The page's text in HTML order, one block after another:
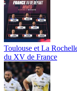
Toulouse et La
du XV de France